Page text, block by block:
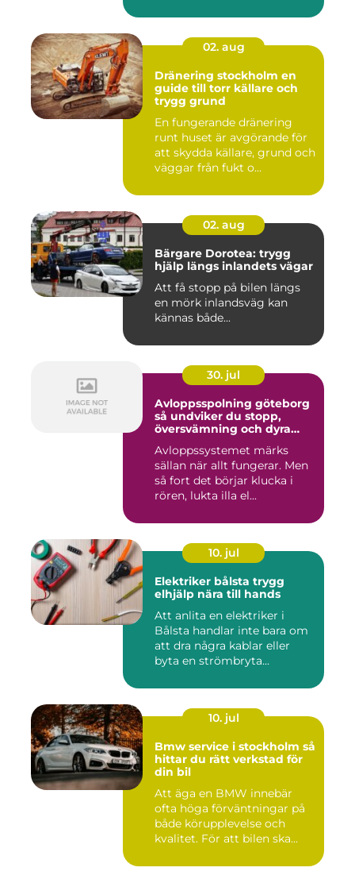
02. aug
Dränering stockholm en
guide till torr källare och
trygg grund
En fungerande dränering
runt huset är avgörande för
att skydda källare, grund och
väggar från fukt o...
02. aug
Bärgare Dorotea: trygg
hjälp längs inlandets vägar
Att få stopp på bilen längs
en mörk inlandsväg kan
kännas både...
30. jul
Avloppsspolning göteborg
så undviker du stopp,
översvämning och dyra
Avloppssystemet märks
sällan när allt fungerar. Men
så fort det börjar klucka i
rören, lukta illa el...
10. jul
Elektriker bålsta trygg
elhjälp nära till hands
Att anlita en elektriker i
Bålsta handlar inte bara om
att dra några kablar eller
byta en strömbryta...
10. jul
Bmw service i stockholm så
hittar du rätt verkstad för
din bil
Att äga en BMW innebär
ofta höga förväntningar på
både körupplevelse och
kvalitet. För att bilen ska...